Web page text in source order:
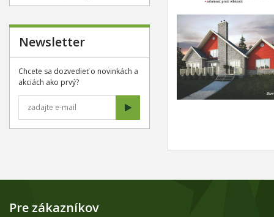
Newsletter
Chcete sa dozvedieť o novinkách a
akciách ako prvý?
Pre zákazníkov